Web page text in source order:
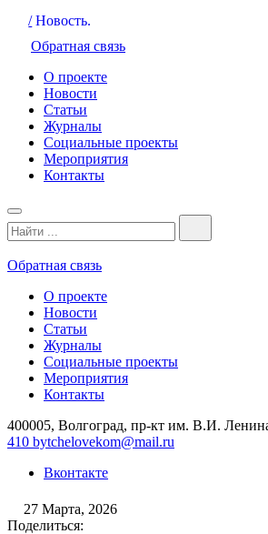
/ Новость.
Обратная связь
О проекте
Новости
Статьи
Журналы
Социальные проекты
Мероприятия
Контакты
Обратная связь
О проекте
Новости
Статьи
Журналы
Социальные проекты
Мероприятия
Контакты
400005, Волгоград, пр-кт им. В.И.
410 bytchelovekom@mail.ru
Вконтакте
27 Марта, 2026
Поделиться: